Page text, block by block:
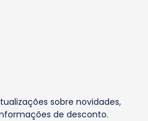
sobre novidades,
de desconto.